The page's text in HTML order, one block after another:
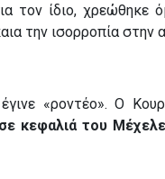
τον ίδιο, χρεώθηκε
την ισορροπία στην
«ροντέο». Ο
κεφαλιά του Μέχελε